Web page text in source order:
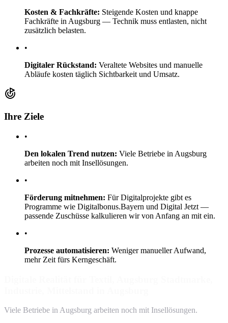
Kosten & Fachkräfte: Steigende Kosten und knappe
Fachkräfte in Augsburg — Technik muss entlasten, nicht
zusätzlich belasten.
•
Digitaler Rückstand: Veraltete Websites und manuelle
Abläufe kosten täglich Sichtbarkeit und Umsatz.
Ihre Ziele
•
Den lokalen Trend nutzen: Viele Betriebe in Augsburg
arbeiten noch mit Insellösungen.
•
Förderung mitnehmen: Für Digitalprojekte gibt es
Programme wie Digitalbonus.Bayern und Digital Jetzt —
passende Zuschüsse kalkulieren wir von Anfang an mit ein.
•
Prozesse automatisieren: Weniger manueller Aufwand,
mehr Zeit fürs Kerngeschäft.
Viele Betriebe in Augsburg arbeiten noch mit Insellösungen.